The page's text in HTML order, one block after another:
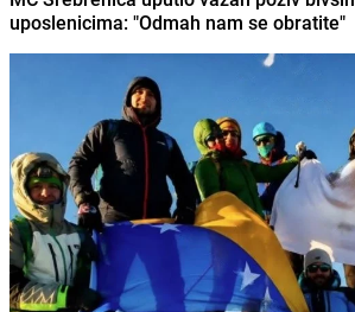
uposlenicima: "Odmah nam se obratite"